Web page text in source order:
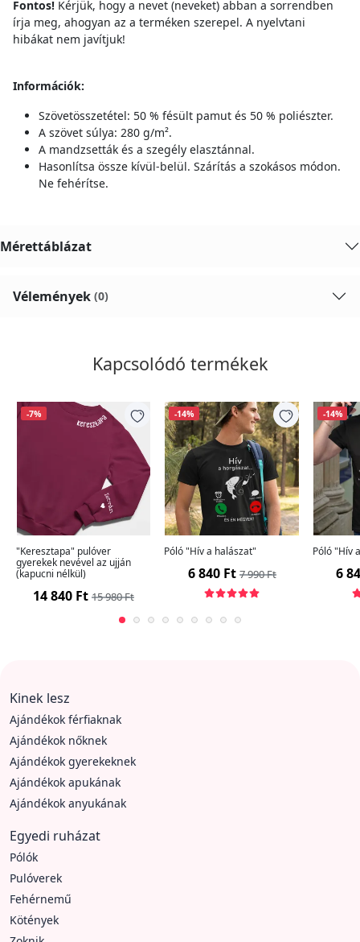
Fontos! Kérjük, hogy a nevet (neveket) abban a sorrendben
írja meg, ahogyan az a terméken szerepel. A nyelvtani
hibákat nem javítjuk!
Információk:
Szövetösszetétel: 50 % fésült pamut és 50 % poliészter.
A szövet súlya: 280 g/m².
A mandzsetták és a szegély elasztánnal.
Hasonlítsa össze kívül-belül. Szárítás a szokásos módon.
Ne fehérítse.
Mérettáblázat
Vélemények (0)
Kapcsolódó termékek
-7%
"Keresztapa" pulóver
gyerekek nevével az ujján
(kapucni nélkül)
14 840 Ft 15 980 Ft
-14%
Póló "Hív a halászat"
6 840 Ft 7 990 Ft
-14%
Póló "Hív
6
Kinek lesz
Ajándékok férfiaknak
Ajándékok nőknek
Ajándékok gyerekeknek
Ajándékok apukának
Ajándékok anyukának
Egyedi ruházat
Pólók
Pulóverek
Fehérnemű
Kötények